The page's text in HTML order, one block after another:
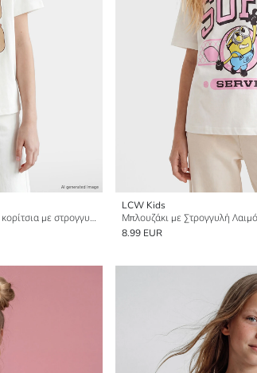
Μπλουζάκι Capyfun με στάμπα για κορίτσια με στρογγυλή λαιμόκοψη
LCW Kids
8.99 EUR